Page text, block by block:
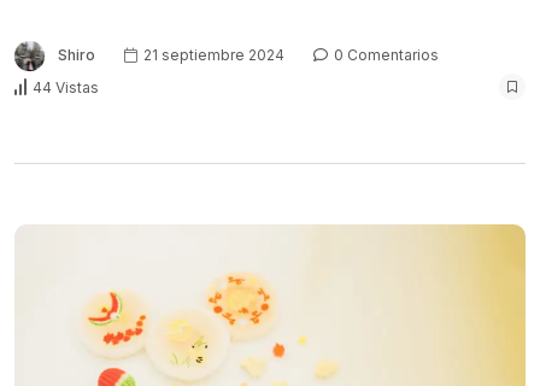
Shiro 21 septiembre 2024
0 Comentarios
44 Vistas